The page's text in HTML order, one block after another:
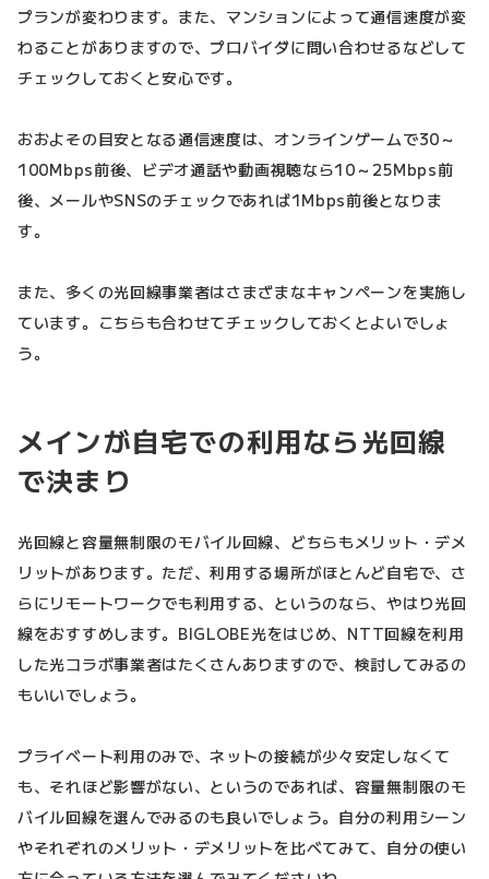
プランが変わります。また、マンションによって通信速度が変
わることがありますので、プロバイダに問い合わせるなどして
チェックしておくと安心です。
おおよその目安となる通信速度は、オンラインゲームで30～
100Mbps前後、ビデオ通話や動画視聴なら10～25Mbps前
後、メールやSNSのチェックであれば1Mbps前後となりま
す。
また、多くの光回線事業者はさまざまなキャンペーンを実施し
ています。こちらも合わせてチェックしておくとよいでしょ
う。
メインが自宅での利用なら光回線
で決まり
光回線と容量無制限のモバイル回線、どちらもメリット・デメ
リットがあります。ただ、利用する場所がほとんど自宅で、さ
らにリモートワークでも利用する、というのなら、やはり光回
線をおすすめします。BIGLOBE光をはじめ、NTT回線を利用
した光コラボ事業者はたくさんありますので、検討してみるの
もいいでしょう。
プライベート利用のみで、ネットの接続が少々安定しなくて
も、それほど影響がない、というのであれば、容量無制限のモ
バイル回線を選んでみるのも良いでしょう。自分の利用シーン
やそれぞれのメリット・デメリットを比べてみて、自分の使い